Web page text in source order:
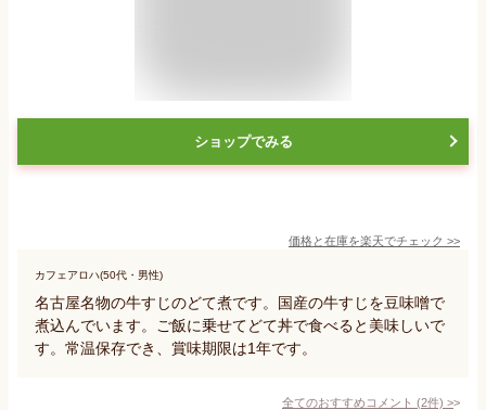
ショップでみる
価格と在庫を楽天でチェック >>
カフェアロハ(50代・男性)
名古屋名物の牛すじのどて煮です。国産の牛すじを豆味噌で
煮込んでいます。ご飯に乗せてどて丼で食べると美味しいで
す。常温保存でき、賞味期限は1年です。
全てのおすすめコメント (2件) >